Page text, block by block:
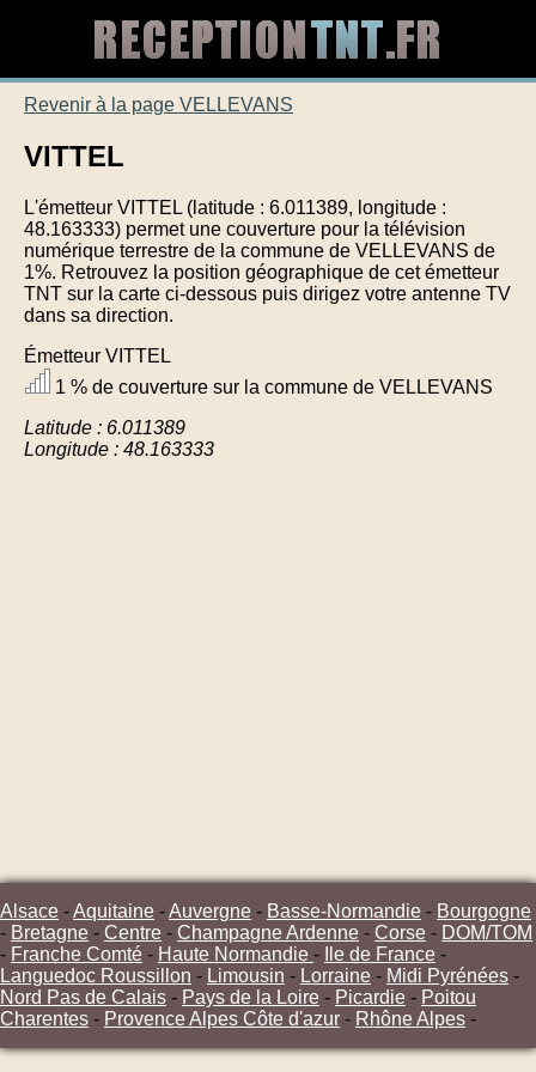
Revenir à la page VELLEVANS
VITTEL
L'émetteur VITTEL (latitude : 6.011389, longitude :
48.163333) permet une couverture pour la télévision
numérique terrestre de la commune de VELLEVANS de
1%. Retrouvez la position géographique de cet émetteur
TNT sur la carte ci-dessous puis dirigez votre antenne TV
dans sa direction.
Émetteur VITTEL
1 % de couverture sur la commune de VELLEVANS
Latitude : 6.011389
Longitude : 48.163333
Alsace -Aquitaine -Auvergne - Basse-Normandie - Bourgogne
- Bretagne - Centre - Champagne Ardenne - Corse - DOM/TOM
- Franche Comté - Haute Normandie - Ile de France -
Languedoc Roussillon - Limousin - Lorraine - Midi Pyrénées -
Nord Pas de Calais - Pays de la Loire - Picardie - Poitou
Charentes - Provence Alpes Côte d'azur - Rhône Alpes -